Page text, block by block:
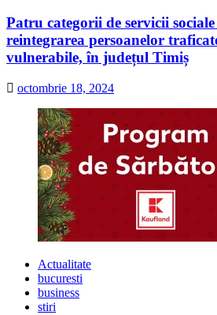
Patru categorii de servicii
reintegrarea persoanelor
vulnerabile, în județul Timiș
octombrie 18, 2024
Actualitate
bucuresti
business
stiri